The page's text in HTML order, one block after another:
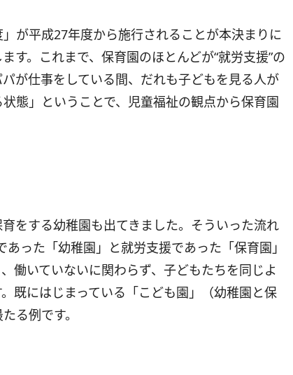
が平成27年度から施行されることが本決まりに
す。これまで、保育園のほとんどが“就労支援”の
が仕事をしている間、だれも子どもを見る人が
態」ということで、児童福祉の観点から保育園
をする幼稚園も出てきました。そういった流れ
った「幼稚園」と就労支援であった「保育園」
働いていないに関わらず、子どもたちを同じよ
既にはじまっている「こども園」（幼稚園と保
る例です。